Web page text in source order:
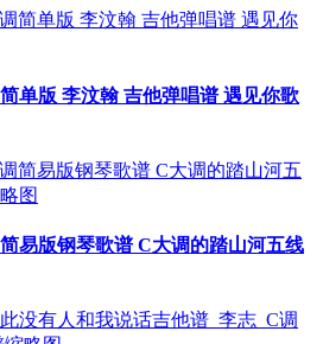
单版 李汶翰 吉他弹唱谱 遇见你歌
易版钢琴歌谱 C大调的踏山河五线